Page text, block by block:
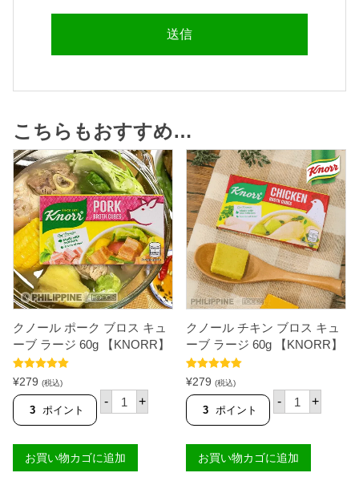
こちらもおすすめ…
クノール ポーク ブロス キュ
ーブ ラージ 60g 【KNORR】
5段階中5.00
の評価
¥279 (税込)
3 ポイント
- ク
ノ
ポ
ー
ク
+
お買い物カゴに追加
クノール チキン ブロス キュ
ーブ ラージ 60g 【KNORR】
5段階中5.00
の評価
¥279 (税込)
3 ポイント
- ク
ノ
チ
キ
ン
+
お買い物カゴに追加